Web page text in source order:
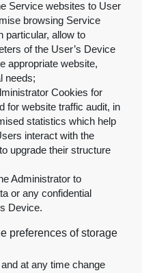
Service websites to User
browsing Service
particular, allow to
of the User’s Device
appropriate website,
needs;
Cookies for
for website traffic audit, in
statistics which help
interact with the
upgrade their structure
Administrator to
or any confidential
Device.
preferences of storage
at any time change